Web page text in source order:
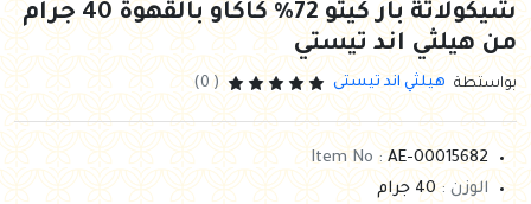
شيكولاتة بار كيتو 72% كاكاو بالقهوة 40 جرام
من هيلثي اند تيستي
بواستطة هيلثي اند تيستى ( 0)
Item No :AE-00015682
الوزن :40 جرام